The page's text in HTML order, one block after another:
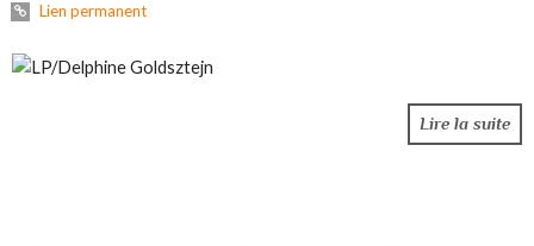
Lien permanent
Lire la suite